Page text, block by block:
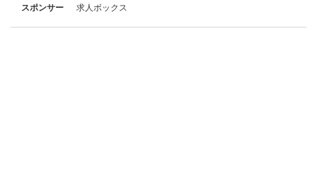
スポンサー
求人ボックス